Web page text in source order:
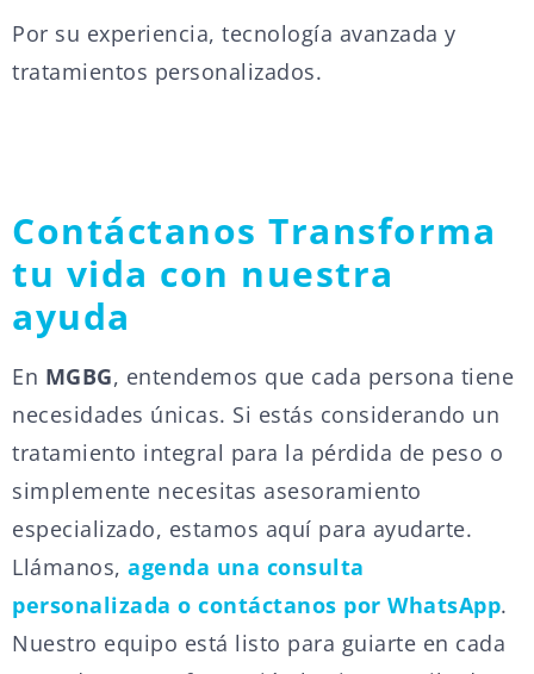
Por su experiencia, tecnología avanzada y
tratamientos personalizados.
Contáctanos Transforma
tu vida con nuestra
ayuda
En MGBG, entendemos que cada persona tiene
necesidades únicas. Si estás considerando un
tratamiento integral para la pérdida de peso o
simplemente necesitas asesoramiento
especializado, estamos aquí para ayudarte.
Llámanos, agenda una consulta
personalizada o contáctanos por WhatsApp.
Nuestro equipo está listo para guiarte en cada